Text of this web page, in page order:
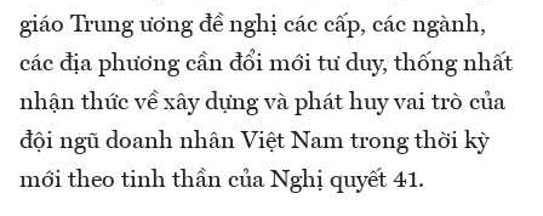
giáo Trung ương đề nghị các cấp, các ngành,
các địa phương cần đổi mới tư duy, thống nhất
nhận thức về xây dựng và phát huy vai trò của
đội ngũ doanh nhân Việt Nam trong thời kỳ
mới theo tinh thần của Nghị quyết 41.